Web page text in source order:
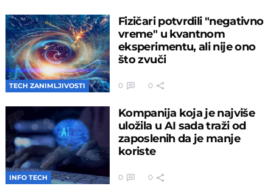
TECH ZANIMLJIVOSTI
Fizičari potvrdili "negativno
vreme" u kvantnom
eksperimentu, ali nije ono
što zvuči
0 0
INFO TECH
Kompanija koja je najviše
uložila u AI sada traži od
zaposlenih da je manje
koriste
0 0